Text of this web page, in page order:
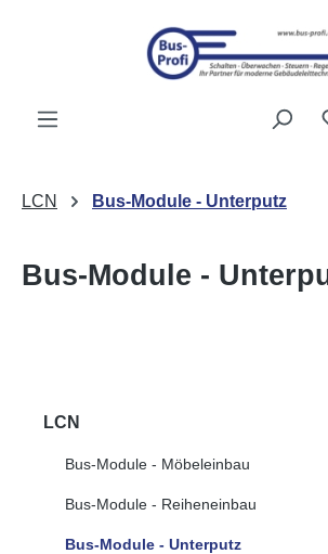
Passer au contenu principal
LCN Bus-Module - Unterputz
Bus-Module -
LCN
Bus-Module - Möbeleinbau
Bus-Module - Reiheneinbau
Bus-Module - Unterputz